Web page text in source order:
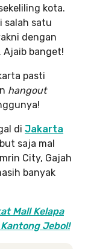
kota.
salah satu
dengan
Ajaib banget!
pasti
hangout
di Jakarta
saja mal
City, Gajah
banyak
Mall Kelapa
Jebol!